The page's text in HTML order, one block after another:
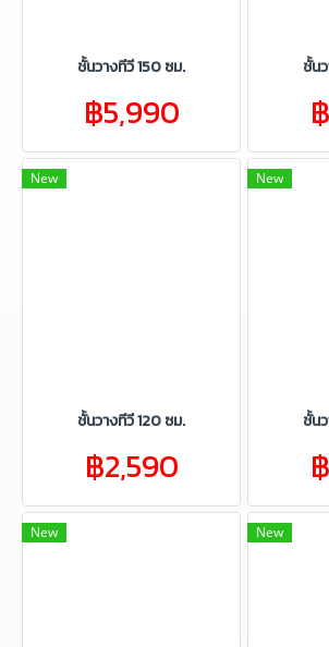
ชั้นวางทีวี 150 ซม.
฿5,990
ชั้น
New
ชั้นวางทีวี 120 ซม.
฿2,590
New
ชั้น
New New